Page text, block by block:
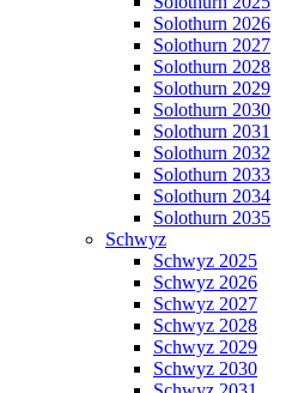
Solothurn 2026
Solothurn 2027
Solothurn 2028
Solothurn 2029
Solothurn 2030
Solothurn 2031
Solothurn 2032
Solothurn 2033
Solothurn 2034
Solothurn 2035
Schwyz
Schwyz 2025
Schwyz 2026
Schwyz 2027
Schwyz 2028
Schwyz 2029
Schwyz 2030